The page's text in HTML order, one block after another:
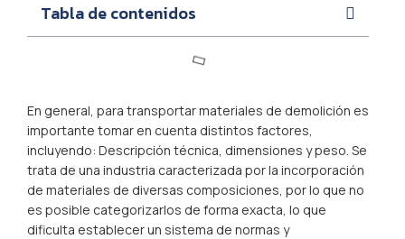
Tabla de contenidos
En general, para transportar materiales de demolición es
importante tomar en cuenta distintos factores,
incluyendo: Descripción técnica, dimensiones y peso. Se
trata de una industria caracterizada por la incorporación
de materiales de diversas composiciones, por lo que no
es posible categorizarlos de forma exacta, lo que
dificulta establecer un sistema de normas y